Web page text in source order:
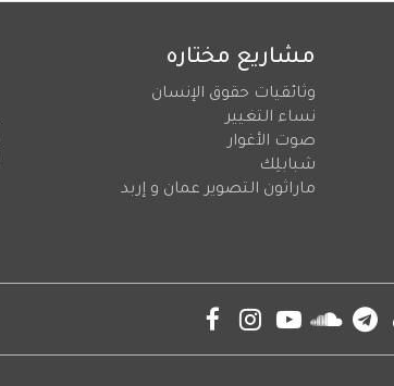
مشاريع مختاره
وثائقيات حقوق الإنسان
نساء التغيير
صوت الأغوار
شبابلِك
ماراثون التصوير عمان و إربد